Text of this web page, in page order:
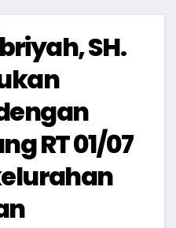
SH.
RT 01/07